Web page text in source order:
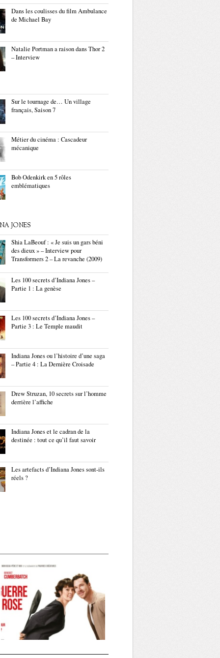
Dans les coulisses du film Ambulance
de Michael Bay
Natalie Portman a raison dans Thor 2
– Interview
Sur le tournage de… Un village
français, Saison 7
Métier du cinéma : Cascadeur
mécanique
Bob Odenkirk en 5 rôles
emblématiques
JONES
Shia LaBeouf : « Je suis un gars béni
des dieux » – Interview pour
Transformers 2 – La revanche (2009)
Les 100 secrets d’Indiana Jones –
Partie 1 : La genèse
Les 100 secrets d’Indiana Jones –
Partie 3 : Le Temple maudit
Indiana Jones ou l’histoire d’une saga
– Partie 4 : La Dernière Croisade
Drew Struzan, 10 secrets sur l’homme
derrière l’affiche
Indiana Jones et le cadran de la
destinée : tout ce qu’il faut savoir
Les artefacts d’Indiana Jones sont-ils
réels ?